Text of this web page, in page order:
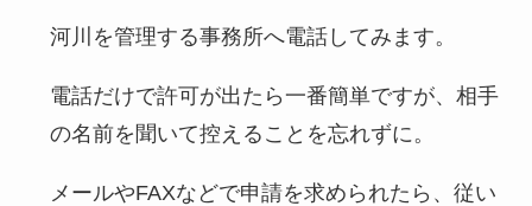
河川を管理する事務所へ電話してみます。
電話だけで許可が出たら一番簡単ですが、相手
の名前を聞いて控えることを忘れずに。
メールやFAXなどで申請を求められたら、従い